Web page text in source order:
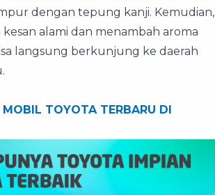
dengan tepung kanji. Kemudian,
alami dan menambah aroma
langsung berkunjung ke daerah
TOYOTA TERBARU DI